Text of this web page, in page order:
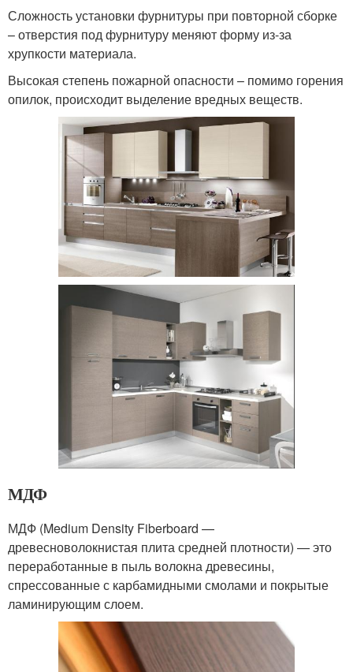
Сложность установки фурнитуры при повторной сборке
– отверстия под фурнитуру меняют форму из-за
хрупкости материала.
Высокая степень пожарной опасности – помимо горения
опилок, происходит выделение вредных веществ.
МДФ
МДФ (Medium Density Fiberboard —
древесноволокнистая плита средней плотности) — это
переработанные в пыль волокна древесины,
спрессованные с карбамидными смолами и покрытые
ламинирующим слоем.